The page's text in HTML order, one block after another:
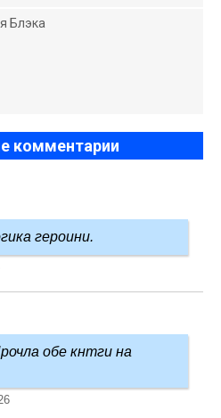
Блэка
комментарии
героини.
обе кнтги на